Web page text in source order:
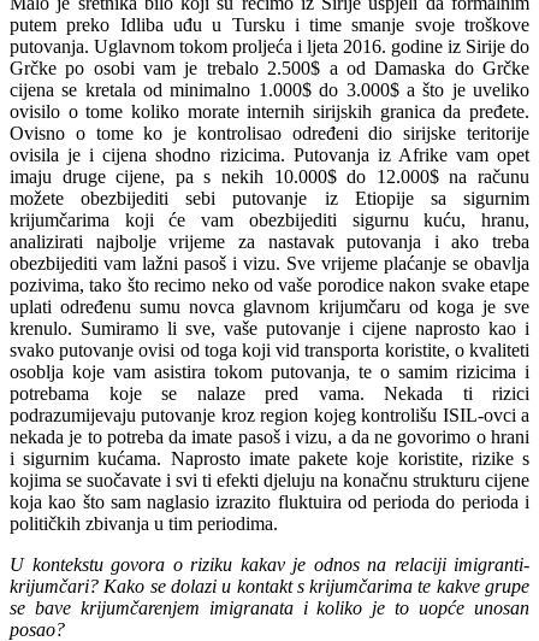
putem preko Idliba uđu u Tursku i time smanje svoje troškove
putovanja. Uglavnom tokom proljeća i ljeta 2016. godine iz Sirije do
Grčke po osobi vam je trebalo 2.500$ a od Damaska do Grčke
cijena se kretala od minimalno 1.000$ do 3.000$ a što je uveliko
ovisilo o tome koliko morate internih sirijskih granica da pređete.
Ovisno o tome ko je kontrolisao određeni dio sirijske teritorije
ovisila je i cijena shodno rizicima. Putovanja iz Afrike vam opet
imaju druge cijene, pa s nekih 10.000$ do 12.000$ na računu
možete obezbijediti sebi putovanje iz Etiopije sa sigurnim
krijumčarima koji će vam obezbijediti sigurnu kuću, hranu,
analizirati najbolje vrijeme za nastavak putovanja i ako treba
obezbijediti vam lažni pasoš i vizu. Sve vrijeme plaćanje se obavlja
pozivima, tako što recimo neko od vaše porodice nakon svake etape
uplati određenu sumu novca glavnom krijumčaru od koga je sve
krenulo. Sumiramo li sve, vaše putovanje i cijene naprosto kao i
svako putovanje ovisi od toga koji vid transporta koristite, o kvaliteti
osoblja koje vam asistira tokom putovanja, te o samim rizicima i
potrebama koje se nalaze pred vama. Nekada ti rizici
podrazumijevaju putovanje kroz region kojeg kontrolišu ISIL-ovci a
nekada je to potreba da imate pasoš i vizu, a da ne govorimo o hrani
i sigurnim kućama. Naprosto imate pakete koje koristite, rizike s
kojima se suočavate i svi ti efekti djeluju na konačnu strukturu cijene
koja kao što sam naglasio izrazito fluktuira od perioda do perioda i
političkih zbivanja u tim periodima.
U kontekstu govora o riziku kakav je odnos na relaciji imigranti-
krijumčari? Kako se dolazi u kontakt s krijumčarima te kakve grupe
se bave krijumčarenjem imigranata i koliko je to uopće unosan
posao?